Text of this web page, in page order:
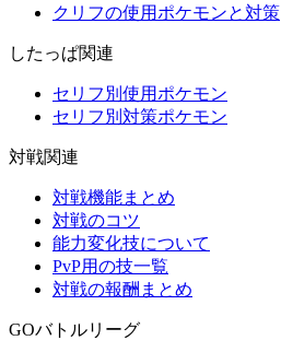
クリフの使用ポケモンと対策
したっぱ関連
セリフ別使用ポケモン
セリフ別対策ポケモン
対戦関連
対戦機能まとめ
対戦のコツ
能力変化技について
PvP用の技一覧
対戦の報酬まとめ
GOバトルリーグ